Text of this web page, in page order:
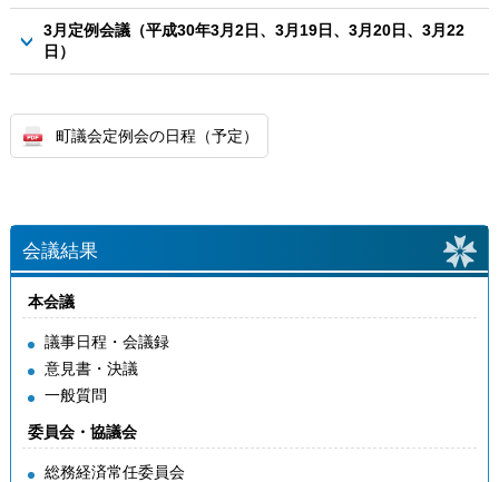
平成29年芽室町議会定例会12月定例会議議事日程〔第2号〕
平成29年芽室町議会定例会12月定例会議議事日程〔第3号〕
平成29年芽室町議会定例会12月定例会議議事日程〔第4号〕
3月定例会議（平成30年3月2日、3月19日、3月20日、3月22
日）
平成29年芽室町議会定例会3月定例会議議事日程〔第2号〕
平成29年芽室町議会定例会3月定例会議議事日程〔第3号〕
町議会定例会の日程（予定）
会議結果
本会議
議事日程・会議録
意見書・決議
一般質問
委員会・協議会
総務経済常任委員会